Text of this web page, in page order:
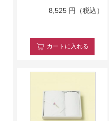
8,525 円（税込）
カート に入れる